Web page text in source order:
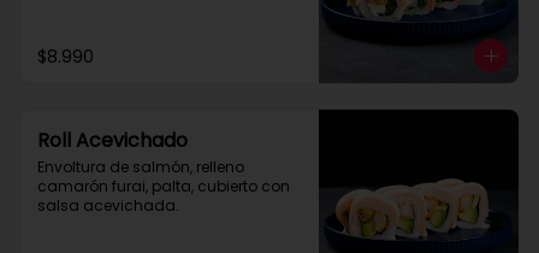
$8.990
Roll Acevichado
Envoltura de salmón, relleno
camarón furai, palta, cubierto con
salsa acevichada.